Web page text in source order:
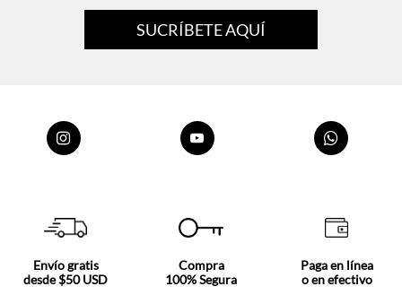
SUCRÍBETE AQUÍ
Envío gratis
desde $50 USD
Compra
100% Segura
Paga en línea
o en efectivo